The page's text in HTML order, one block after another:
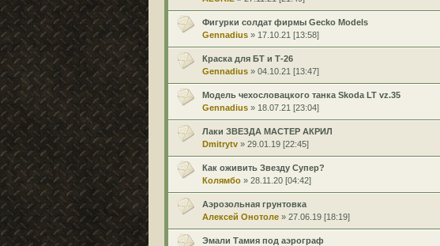
Фигурки солдат фирмы Gecko Models
Gennadius » 17.10.21 [13:58]
Краска для БТ и Т-26
Gennadius » 04.10.21 [13:47]
Модель чехословацкого танка Skoda LT vz.35
Gennadius » 18.07.21 [23:04]
Лаки ЗВЕЗДА МАСТЕР АКРИЛ
Dmitrytv » 29.01.19 [22:45]
Как оживить Звезду Супер?
Колямбо » 28.11.20 [04:42]
Аэрозольная грунтовка
Алексей Онотоле » 27.06.19 [18:19]
Эмали Тамия под аэрограф